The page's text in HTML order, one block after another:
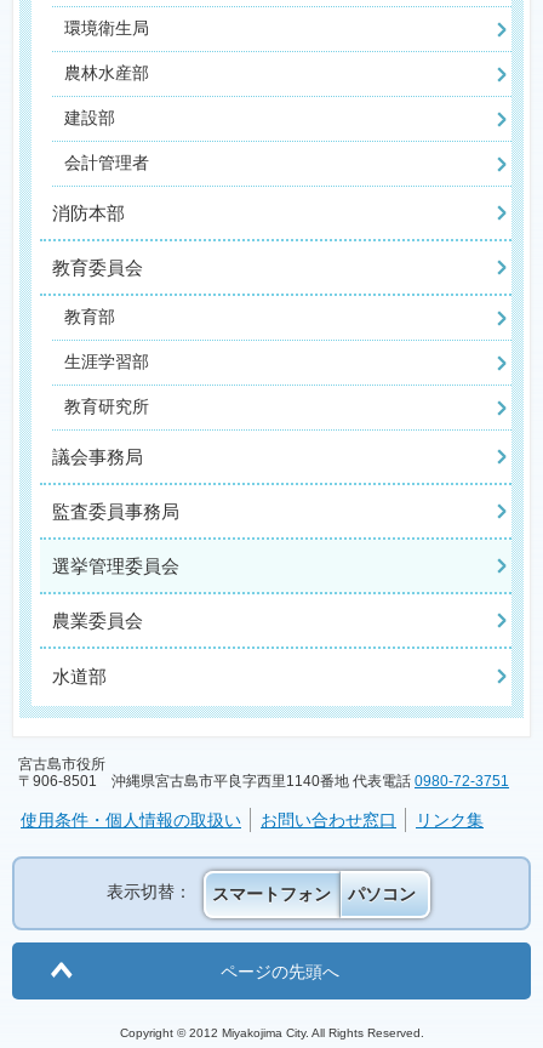
環境衛生局
農林水産部
建設部
会計管理者
消防本部
教育委員会
教育部
生涯学習部
教育研究所
議会事務局
監査委員事務局
選挙管理委員会
農業委員会
水道部
宮古島市役所
〒906-8501 沖縄県宮古島市平良字西里1140番地 代表電話 0980-72-3751
使用条件・個人情報の取扱い お問い合わせ窓口 リンク集
表示切替： スマートフォン パソコン
ページの先頭へ
Copyright © 2012 Miyakojima City. All Rights Reserved.